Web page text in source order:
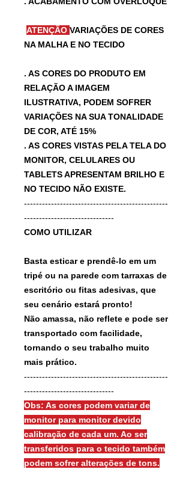
ATENÇÃO VARIAÇÕES DE CORES
NA MALHA E NO TECIDO
. AS CORES DO PRODUTO EM
RELAÇÃO A IMAGEM
ILUSTRATIVA, PODEM SOFRER
VARIAÇÕES NA SUA TONALIDADE
DE COR, ATÉ 15%
. AS CORES VISTAS PELA TELA DO
MONITOR, CELULARES OU
TABLETS APRESENTAM BRILHO E
NO TECIDO NÃO EXISTE.
------------------------------------------------
------------------------------
COMO UTILIZAR
Basta esticar e prendê-lo em um
tripé ou na parede com tarraxas de
escritório ou fitas adesivas, que
seu cenário estará pronto!
Não amassa, não reflete e pode ser
transportado com facilidade,
tornando o seu trabalho muito
mais prático.
------------------------------------------------
------------------------------
Obs: As cores podem variar de
monitor para monitor devido
calibração de cada um. Ao ser
transferidos para o tecido também
podem sofrer alterações de tons.